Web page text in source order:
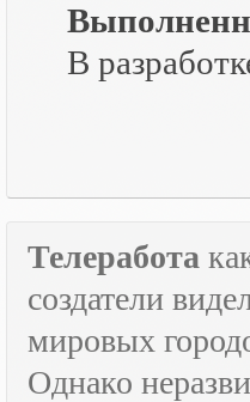
В
Телеработа
создатели
мировых
Однако